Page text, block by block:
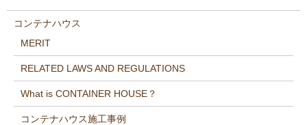
コンテナハウス
MERIT
RELATED LAWS AND REGULATIONS
What is CONTAINER HOUSE？
コンテナハウス施工事例